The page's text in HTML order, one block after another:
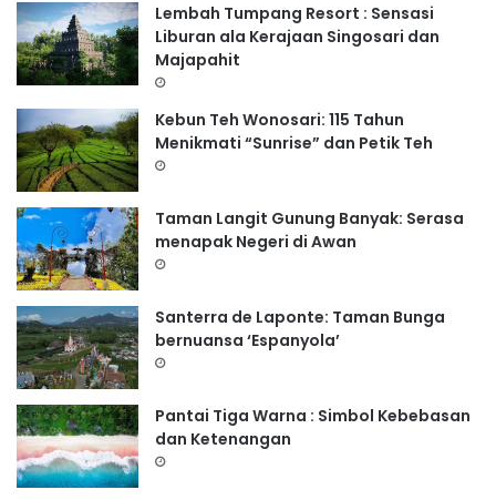
Lembah Tumpang Resort : Sensasi
Liburan ala Kerajaan Singosari dan
Majapahit
Kebun Teh Wonosari: 115 Tahun
Menikmati “Sunrise” dan Petik Teh
Taman Langit Gunung Banyak: Serasa
menapak Negeri di Awan
Santerra de Laponte: Taman Bunga
bernuansa ‘Espanyola’
Pantai Tiga Warna : Simbol Kebebasan
dan Ketenangan